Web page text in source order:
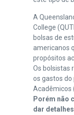
A
College
bolsas de
americanos
propósitos
Os bolsistas
os gastos
Acadêmicos
Porém não
dar